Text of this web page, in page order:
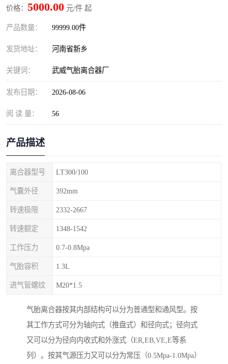
价格： 5000.00 元/件 起
产品数量： 99999.00件
发货地址： 河南省新乡
关键词： 武威气胎离合器厂
发布日期： 2026-08-06
阅 读 量： 56
产品描述
离合器型号 LT300/100
气囊外径 392mm
转速极限 2332-2667
转速额定 1348-1542
工作压力 0.7-0.8Mpa
气胎容积 1.3L
进气管螺纹 M20*1.5
气胎离合器按其内部结构可以分为普通型和通风型。按
其工作方式可分为轴向式（推盘式）和径向式；径向式
又可以分为径向内收式和外涨式（ER,EB,VE,E等系
列）。按其气源压力又可以分为常压（0.5Mpa-1.0Mpa）